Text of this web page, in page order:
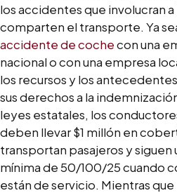
los accidentes que involucran
comparten el transporte. Ya
accidente de cochecon una
nacional o con una empresa
los recursos y los
sus derechos a la
leyes estatales, los
deben llevar $1 millón en
transportan pasajeros y
mínima de 50/100/25 cuando
están de servicio. Mientras que